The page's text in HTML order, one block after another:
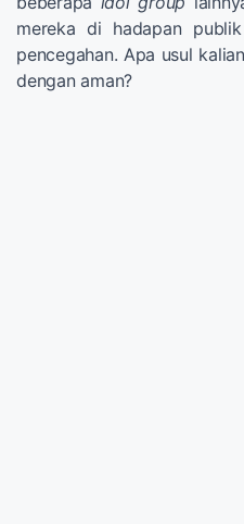
mereka di hadapan
pencegahan. Apa usul
dengan aman?